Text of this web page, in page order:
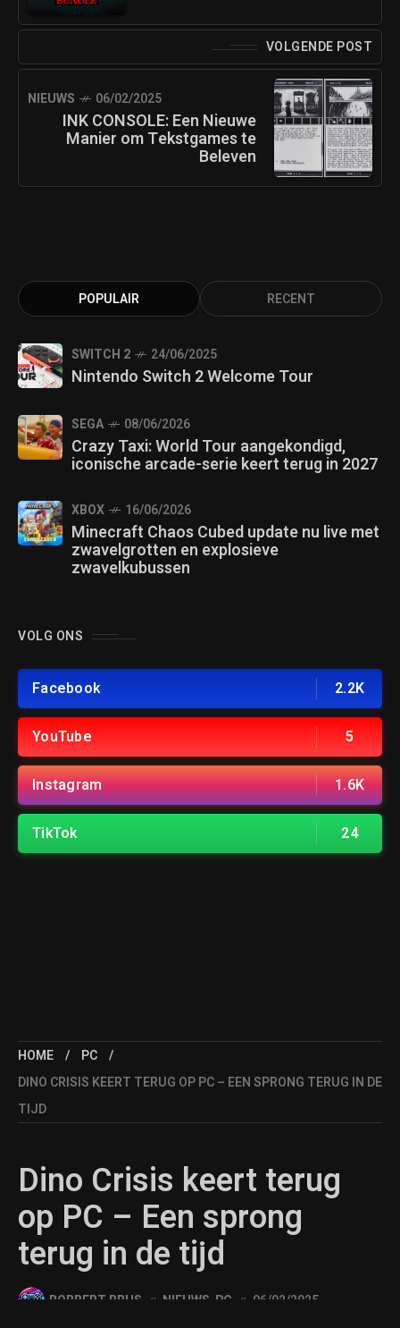
VOLGENDE POST
NIEUWS 06/02/2025
INK CONSOLE: Een Nieuwe
Manier om Tekstgames te
Beleven
POPULAIR RECENT
SWITCH 2 24/06/2025
Nintendo Switch 2 Welcome Tour
SEGA 08/06/2026
Crazy Taxi: World Tour aangekondigd,
iconische arcade-serie keert terug in 2027
XBOX 16/06/2026
Minecraft Chaos Cubed update nu live met
zwavelgrotten en explosieve
zwavelkubussen
VOLG ONS
Facebook 2.2K
YouTube 5
Instagram 1.6K
TikTok 24
HOME
PC
DINO CRISIS KEERT TERUG OP PC – EEN SPRONG TERUG IN DE
TIJD
Dino Crisis keert terug
op PC – Een sprong
terug in de tijd
ROBBERT BRUS NIEUWS PC 06/02/2025